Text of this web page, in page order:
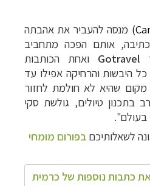
מנסה להעביר את אהבתה
אותם הפכה מתחביב
Gotravel
ואחת הכותבות
כל היבשות והרחיקה אפילו עד
מקום שהיא לא חולמת לחזור
בתכנון טיולים, גולשת סקי
בעולם".
לשאלותיכם בפורום מומחי
כתבות נוספות של כרמית